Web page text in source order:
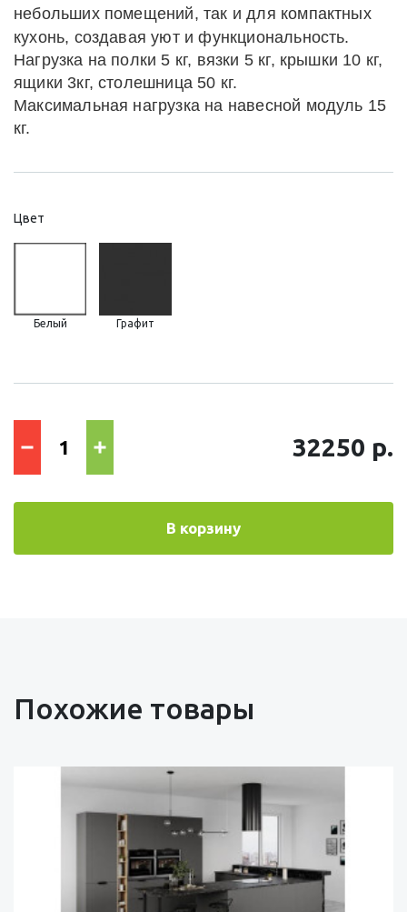
небольших помещений, так и для компактных
кухонь, создавая уют и функциональность.
Нагрузка на полки 5 кг, вязки 5 кг, крышки 10 кг,
ящики 3кг, столешница 50 кг.
Максимальная нагрузка на навесной модуль 15
кг.
Цвет
Белый Графит
32250 р.
В корзину
Похожие товары